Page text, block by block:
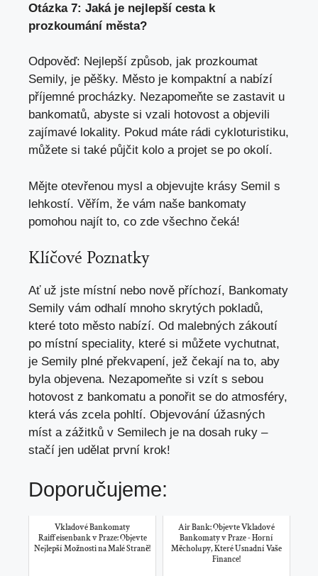
Otázka 7: Jaká je nejlepší cesta k
prozkoumání města?
Odpověď: Nejlepší způsob, jak prozkoumat
Semily, je pěšky. Město je kompaktní a nabízí
příjemné procházky. Nezapomeňte se zastavit u
bankomatů, abyste si vzali hotovost a objevili
zajímavé lokality. Pokud máte rádi cykloturistiku,
můžete si také půjčit kolo a projet se po okolí.
Mějte otevřenou mysl a objevujte krásy Semil s
lehkostí. Věřím, že vám naše bankomaty
pomohou najít to, co zde všechno čeká!
Klíčové Poznatky
Ať už jste místní nebo nově příchozí, Bankomaty
Semily vám odhalí mnoho skrytých pokladů,
které toto město nabízí. Od malebných zákoutí
po místní speciality, které si můžete vychutnat,
je Semily plné překvapení, jež čekají na to, aby
byla objevena. Nezapomeňte si vzít s sebou
hotovost z bankomatu a ponořit se do atmosféry,
která vás zcela pohltí. Objevování úžasných
míst a zážitků v Semilech je na dosah ruky –
stačí jen udělat první krok!
Doporučujeme:
Vkladové Bankomaty
Raiffeisenbank v Praze: Objevte
Nejlepší Možnosti na Malé Straně!
Air Bank: Objevte Vkladové
Bankomaty v Praze - Horní
Měcholupy, Které Usnadní Vaše
Finance!